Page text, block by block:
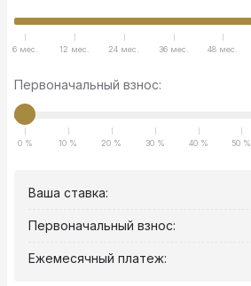
6 мес. 12 мес. 24 мес. 36 мес. 48 мес.
Первоначальный взнос:
0 % 10 % 20 % 30 % 40 % 50 %
Ваша ставка:
Первоначальный взнос:
Ежемесячный платеж: